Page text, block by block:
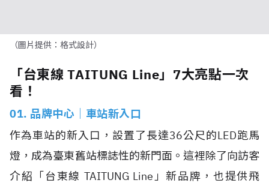
（圖片提供：格式設計）
「台東線 TAITUNG Line」7大亮點一次
看！
01. 品牌中心｜車站新入口
作為車站的新入口，設置了長達36公尺的LED跑馬
燈，成為臺東舊站標誌性的新門面。這裡除了向訪客
介紹「台東線 TAITUNG Line」新品牌，也提供飛